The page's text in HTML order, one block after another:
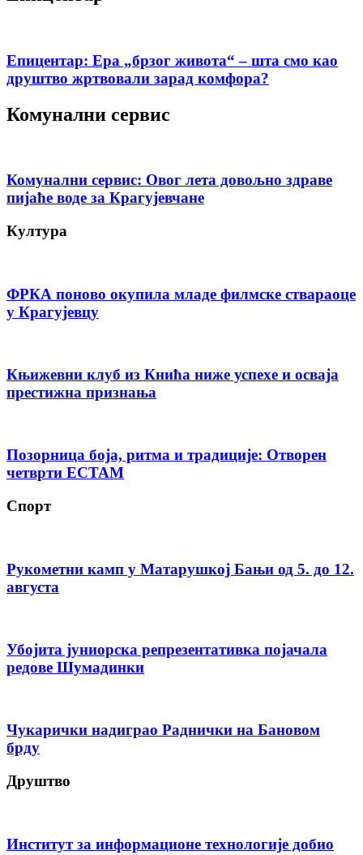
Епицентар: Ера „брзог живота“ – шта смо као
друштво жртвовали зарад комфора?
Комунални сервис
Комунални сервис: Овог лета довољно здраве
пијаће воде за Крагујевчане
Култура
ФРКА поново окупила младе филмске ствараоце
у Крагујевцу
Књижевни клуб из Кнића ниже успехе и осваја
престижна признања
Позорница боја, ритма и традиције: Отворен
четврти ЕСТАМ
Спорт
Рукометни камп у Матарушкој Бањи од 5. до 12.
августа
Убојита јуниорска репрезентативка појачала
редове Шумадинки
Чукарички надиграо Раднички на Бановом
брду
Друштво
Институт за информационе технологије добио